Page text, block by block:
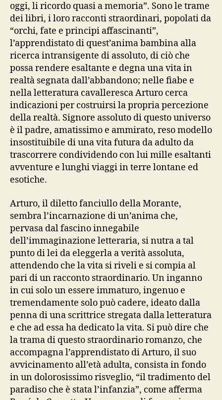
oggi, li ricordo quasi a memoria”. Sono le trame
dei libri, i loro racconti straordinari, popolati da
“orchi, fate e principi affascinanti”,
l’apprendistato di quest’anima bambina alla
ricerca intransigente di assoluto, di ciò che
possa rendere esaltante e degna una vita in
realtà segnata dall’abbandono; nelle fiabe e
nella letteratura cavalleresca Arturo cerca
indicazioni per costruirsi la propria percezione
della realtà. Signore assoluto di questo universo
è il padre, amatissimo e ammirato, reso modello
insostituibile di una vita futura da adulto da
trascorrere condividendo con lui mille esaltanti
avventure e lunghi viaggi in terre lontane ed
esotiche.
Arturo, il diletto fanciullo della Morante,
sembra l’incarnazione di un’anima che,
pervasa dal fascino innegabile
dell’immaginazione letteraria, si nutra a tal
punto di lei da eleggerla a verità assoluta,
attendendo che la vita si riveli e si compia al
pari di un racconto straordinario. Un inganno
in cui solo un essere immaturo, ingenuo e
tremendamente solo può cadere, ideato dalla
penna di una scrittrice stregata dalla letteratura
e che ad essa ha dedicato la vita. Si può dire che
la trama di questo straordinario romanzo, che
accompagna l’apprendistato di Arturo, il suo
avvicinamento all’età adulta, consista in fondo
in un dolorosissimo risveglio, “il tradimento del
paradiso che è stata l’infanzia”, come afferma